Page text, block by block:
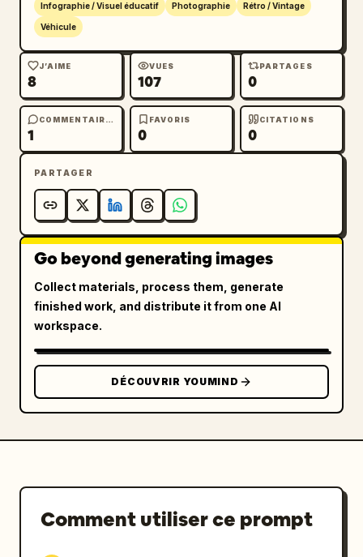
Infographie / Visuel éducatif Photographie Rétro / Vintage
Véhicule
J’AIME
8
VUES
107
PARTAGES
0
COMMENTAIRES
1
FAVORIS
0
CITATIONS
0
PARTAGER
Go beyond generating images
Collect materials, process them, generate
finished work, and distribute it from one AI
workspace.
DÉCOUVRIR YOUMIND
Comment utiliser ce prompt